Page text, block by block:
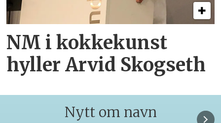
NM i kokkekunst
hyller Arvid Skogseth
Nytt om navn